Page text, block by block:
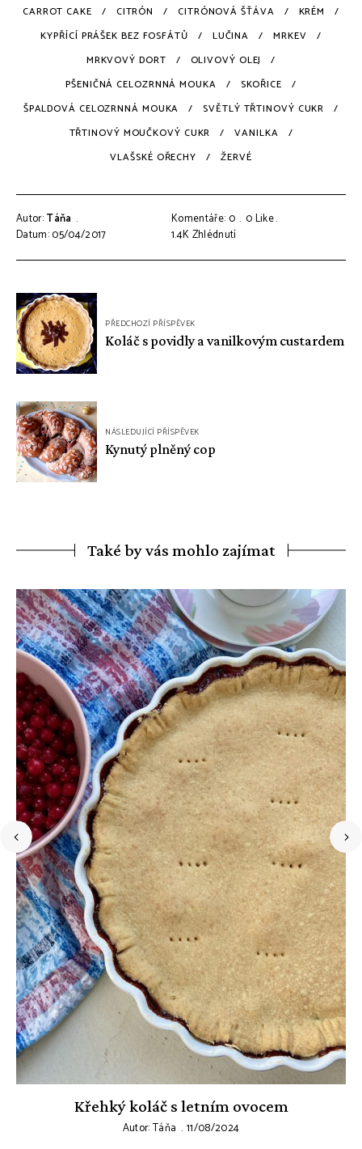
CARROT CAKE CITRÓN CITRÓNOVÁ ŠŤÁVA
KRÉM
KYPŘÍCÍ PRÁŠEK BEZ FOSFÁTŮ
LUČINA
MRKEV
MRKVOVÝ DORT
OLIVOVÝ OLEJ
PŠENIČNÁ CELOZRNNÁ MOUKA
SKOŘICE
ŠPALDOVÁ CELOZRNNÁ MOUKA
SVĚTLÝ TŘTINOVÝ CUKR
TŘTINOVÝ MOUČKOVÝ CUKR
VANILKA
VLAŠSKÉ OŘECHY
ŽERVÉ
Autor:Táňa
Datum: 05/04/2017
Komentáře: 0 0Like
1.4KZhlédnutí
Navigace
pro
příspěvek
PŘEDCHOZÍ PŘÍSPĚVEK
Koláč s povidly a vanilkovým custardem
NÁSLEDUJÍCÍ PŘÍSPĚVEK
Kynutý plněný cop
Také by vás mohlo zajímat
Křehký koláč s letním ovocem
Autor:Táňa 11/08/2024